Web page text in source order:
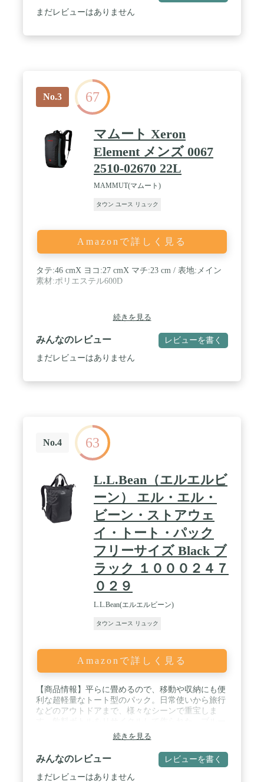
まだレビューはありません
No.3 67
マムート Xeron
Element メンズ 0067
2510-02670 22L
MAMMUT(マムート)
タウン ユース リュック
Amazonで詳しく見る
タテ:46 cmX ヨコ:27 cmX マチ:23 cm / 表地:メイン
素材:ポリエステル600D
続きを見る
みんなのレビュー レビューを書く
まだレビューはありません
No.4 63
L.L.Bean（エルエルビ
ーン） エル・エル・
ビーン・ストアウェ
イ・トート・パック
フリーサイズ Black ブ
ラック １０００２４７
０２９
L.L.Bean(エルエルビーン)
タウン ユース リュック
Amazonで詳しく見る
【商品情報】平らに畳めるので、移動や収納にも便
利な超軽量なトート型のパック。日常使いから旅行
などのアウトドアまで、様々なシーンで重宝しま
サイン®認証の環境にも優しいポリエステル素材を
使用しています。 / 【サイズ＆フィット】容量：約
24リットルサイズ：約高さ37 x 幅27 x 奥行き
15cm、重さ：約454g / 【素材＆ケア方法】手洗い
後、平干し又は自然乾燥。 / 【仕様】表地はブルー
続きを見る
みんなのレビュー レビューを書く
まだレビューはありません